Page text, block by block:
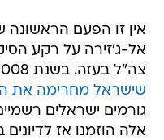
אין זו הפעם הראשונה
אל-ג'זירה על רקע
צה"ל בעזה. בשנת 2008 דווח כי
שישראל מחרימה את
גורמים ישראלים
אלה הוזמנו אז